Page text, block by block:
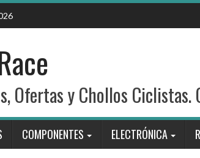
Ofertas y Chollos
COMPONENTES ELECTRÓNICA